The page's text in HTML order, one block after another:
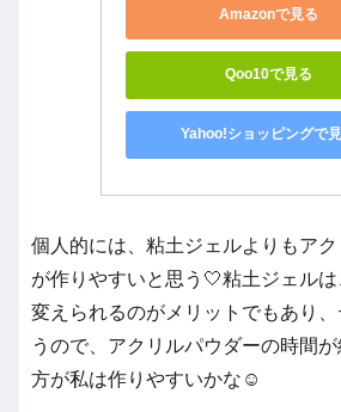
Amazonで見る
Qoo10で見る
Yahoo!ショッピングで
個人的には、粘土ジェルよりもア
が作りやすいと思う🤍粘土ジェル
変えられるのがメリットでもあり
うので、アクリルパウダーの時間
方が私は作りやすいかな☺️